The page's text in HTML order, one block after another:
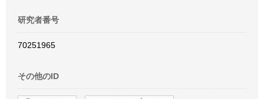
研究者番号
70251965
その他のID